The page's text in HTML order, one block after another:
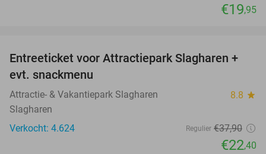
€19,95
41%
Entreeticket voor Attractiepark Slagharen +
evt. snackmenu
Attractie- & Vakantiepark Slagharen 8.8 star
Slagharen
Verkocht: 4.624
Regulier €37,90
€22,40